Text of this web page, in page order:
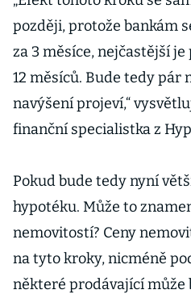
později, protože bankám
za 3 měsíce, nejčastější
12 měsíců. Bude tedy pár
navýšení projeví,“
finanční specialistka z
Pokud bude tedy nyní
hypotéku. Může to
nemovitostí? Ceny
na tyto kroky, nicméně
některé prodávající